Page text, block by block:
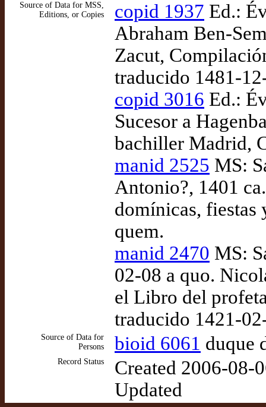
Source of Data for MSS,
Editions, or Copies
copid 1937 Ed.:
Abraham Ben-
Zacut,
traducido 1481-
copid 3016 Ed.:
Sucesor a
bachiller Madrid,
manid 2525 MS:
Antonio?, 1401
domínicas, fiestas
quem.
manid 2470 MS:
02-08 a quo.
el Libro del
traducido 1421-
Source of Data for
Persons
bioid 6061 duque
Record Status
Created 2006-08-
Updated